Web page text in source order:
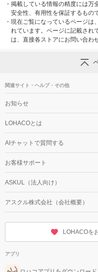
・ 掲載している情報の精度には万
安全性、有用性を保証するもの
・ 現在ご覧になっているページは
れています。ページに記載され
は、直接各ストアにお問い合わ
関連サイト・ヘルプ・その他
お知らせ
LOHACOとは
AIチャットで質問する
お客様サポート
ASKUL（法人向け）
アスクル株式会社（会社概要）
LOHACOを
アプリ